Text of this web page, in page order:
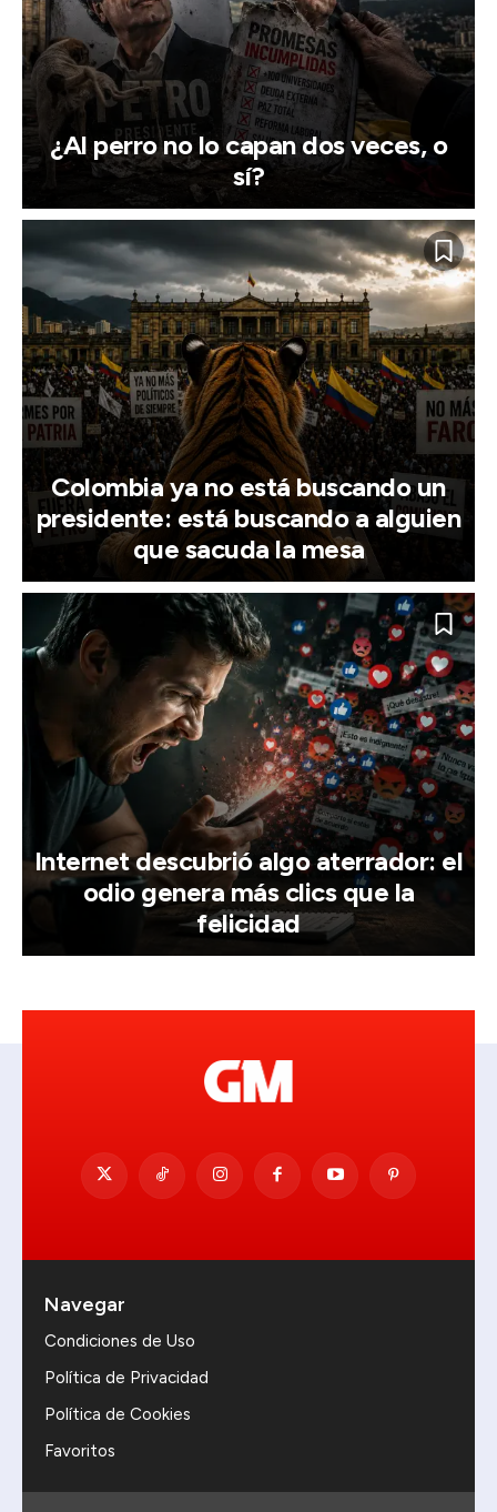
¿Al perro no lo capan dos veces, o
sí?
Colombia ya no está buscando un
presidente: está buscando a alguien
que sacuda la mesa
Internet descubrió algo aterrador: el
odio genera más clics que la
felicidad
Navegar
Condiciones de Uso
Política de Privacidad
Política de Cookies
Favoritos